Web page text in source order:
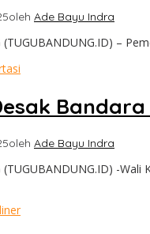
oleh Ade Bayu Indra
(TUGUBANDUNG.ID) –
oleh Ade Bayu Indra
(TUGUBANDUNG.ID) -